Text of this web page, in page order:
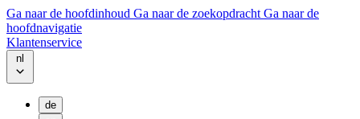
Ga naar de hoofdinhoud Ga naar de zoekopdracht Ga naar de
hoofdnavigatie
Klantenservice
nl
de